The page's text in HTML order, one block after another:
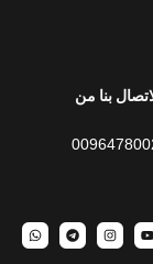
بنا من